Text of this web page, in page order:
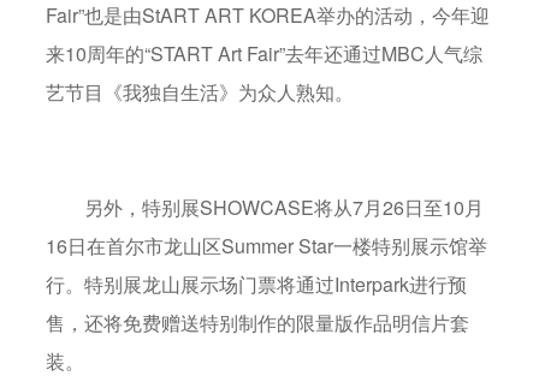
Fair”也是由StART ART KOREA举办的活动，今年迎
来10周年的“START Art Fair”去年还通过MBC人气综
艺节目《我独自生活》为众人熟知。
另外，特别展SHOWCASE将从7月26日至10月
16日在首尔市龙山区Summer Star一楼特别展示馆举
行。特别展龙山展示场门票将通过Interpark进行预
售，还将免费赠送特别制作的限量版作品明信片套
装。